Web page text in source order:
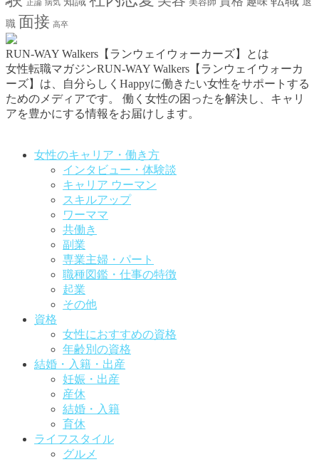
正論 病気 美容師
職 面接 高卒
RUN-WAY Walkers【ランウェイウォーカーズ】とは
女性転職マガジンRUN-WAY Walkers【ランウェイウォーカ
ーズ】は、自分らしくHappyに働きたい女性をサポートする
ためのメディアです。
働く女性の困ったを解決し、キャリ
アを豊かにする情報をお届けします。
女性のキャリア・働き方
インタビュー・体験談
キャリア ウーマン
スキルアップ
ワーママ
共働き
副業
専業主婦・パート
職種図鑑・仕事の特徴
起業
その他
資格
女性におすすめの資格
年齢別の資格
結婚・入籍・出産
妊娠・出産
産休
結婚・入籍
育休
ライフスタイル
グルメ